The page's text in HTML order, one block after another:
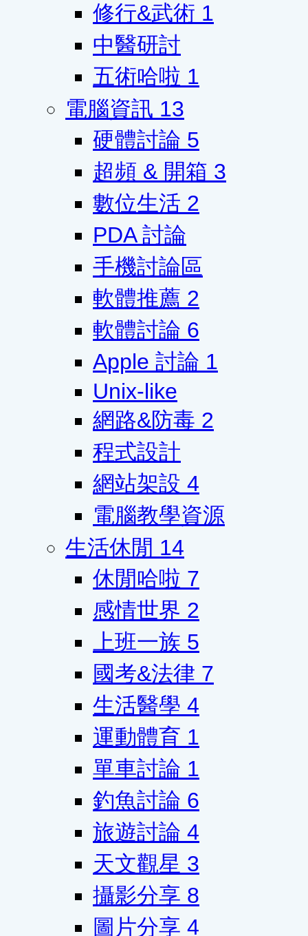
修行&武術 1
中醫研討
五術哈啦 1
電腦資訊 13
硬體討論 5
超頻 & 開箱 3
數位生活 2
PDA 討論
手機討論區
軟體推薦 2
軟體討論 6
Apple 討論 1
Unix-like
網路&防毒 2
程式設計
網站架設 4
電腦教學資源
生活休閒 14
休閒哈啦 7
感情世界 2
上班一族 5
國考&法律 7
生活醫學 4
運動體育 1
單車討論 1
釣魚討論 6
旅遊討論 4
天文觀星 3
攝影分享 8
圖片分享 4